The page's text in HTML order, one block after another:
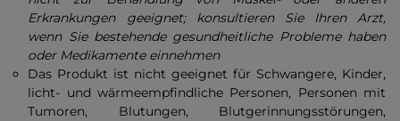
Erkrankungen geeignet; konsultieren Sie Ihren Arzt,
wenn Sie bestehende gesundheitliche Probleme haben
oder Medikamente einnehmen
Das Produkt ist nicht geeignet für Schwangere, Kinder,
licht- und wärmeempfindliche Personen, Personen mit
Tumoren, Blutungen, Blutgerinnungsstörungen,